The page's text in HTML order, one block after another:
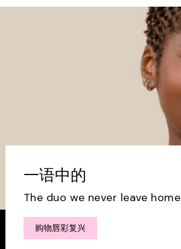
一语中的
The duo we never leave
购物唇彩复兴